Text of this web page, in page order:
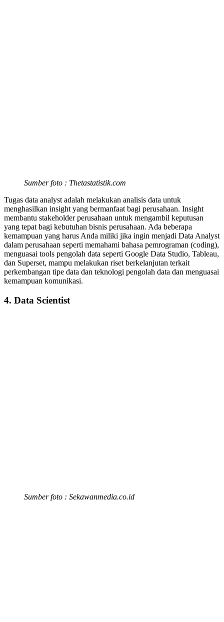
Sumber foto : Thetastatistik.com
Tugas data analyst adalah melakukan analisis data untuk
menghasilkan insight yang bermanfaat bagi perusahaan. Insight
membantu stakeholder perusahaan untuk mengambil keputusan
yang tepat bagi kebutuhan bisnis perusahaan. Ada beberapa
kemampuan yang harus Anda miliki jika ingin menjadi Data Analyst
dalam perusahaan seperti memahami bahasa pemrograman (coding),
menguasai tools pengolah data seperti Google Data Studio, Tableau,
dan Superset, mampu melakukan riset berkelanjutan terkait
perkembangan tipe data dan teknologi pengolah data dan menguasai
kemampuan komunikasi.
4. Data Scientist
Sumber foto : Sekawanmedia.co.id